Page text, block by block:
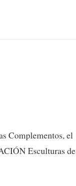
Complementos, el
Esculturas de